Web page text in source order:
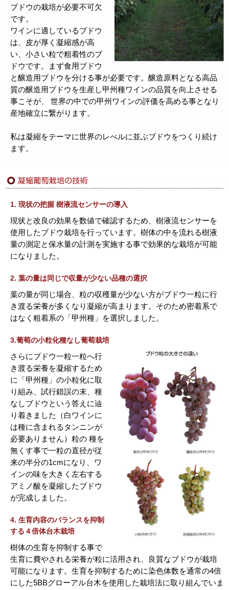
ブドウの栽培が必要不可欠
です。
ワインに適しているブドウ
は、皮が厚く凝縮感が高
い、小さい粒で粗着性のブ
ドウです。まず食用ブドウ
と醸造用ブドウを分ける事が必要です。醸造原料となる高品
質の醸造用ブドウを生産し甲州種ワインの品質を向上させる
事こそが、 世界の中での甲州ワインの評価を高める事となり
産地確立に繋がります。
私は凝縮をテーマに世界のレべルに並ぶブドウをつくり続け
ます。
1. 現状の把握 樹液流センサーの導入
現状と改良の効果を数値で確認するため、樹液流センサーを
使用したブドウ栽培を行っています。樹体の中を流れる樹液
量の測定と保水量の計測を実施する事で効果的な栽培が可能
になりました。
2. 葉の量は同じで収量が少ない品種の選択
葉の量が同じ場合、粒の収穫量が少ない方がブドウ一粒に行
き渡る栄養が多くなり凝縮が高まります。そのため密着系で
はなく粗着系の「甲州種」を選択しました。
3.葡萄の小粒化種なし葡萄栽培
さらにブドウ一粒一粒へ行
き渡る栄養を凝縮するため
に「甲州種」の小粒化に取
り組み、試行錯誤の末、種
なしブドウという答えに辿
り着きました（白ワインに
は種に含まれるタンニンが
必要ありません）粒の 種を
無くす事で一粒の直径が従
来の半分の1cmになり、ワ
インの味を大きく左右する
アミノ酸を凝縮したブドウ
が完成しました。
4. 生育内容のバランスを抑制
する４倍体台木栽培
樹体の生育を抑制する事で
生育に費やされる栄養が粒に活用され、良質なブドウが栽培
可能になります。生育を抑制するために染色体数を通常の4倍
にした5BBグローアル台木を使用した栽培法に取り組んでいま